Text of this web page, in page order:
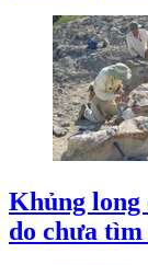
Khủng long
do chưa